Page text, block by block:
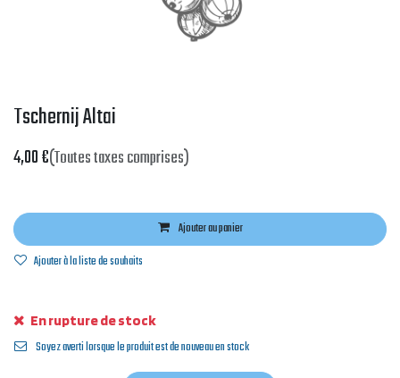
Tschernij Altai
4,00€(Toutes taxes comprises)
Ajouter au panier
Ajouter à la liste de souhaits
En rupture de stock
Soyez averti lorsque le produit est de nouveau en stock